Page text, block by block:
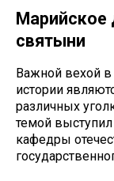
Марийское
святыни
Важной вехой в
истории
различных
темой
кафедры